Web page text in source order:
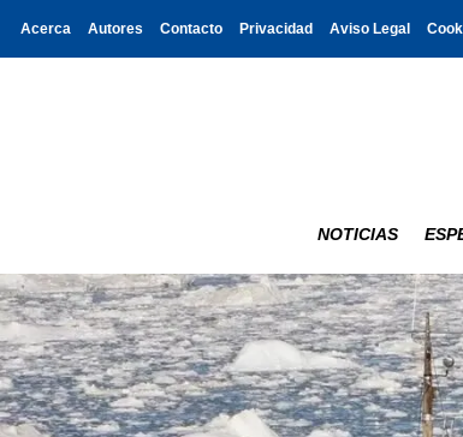
Acerca Autores Contacto Privacidad Aviso Legal
NOTICIAS